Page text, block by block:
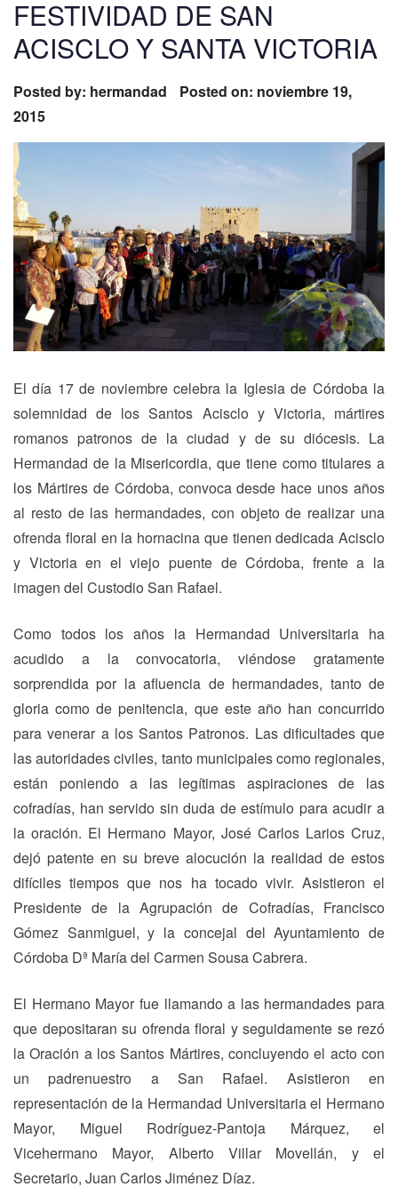
FESTIVIDAD DE SAN
ACISCLO Y SANTA VICTORIA
Posted by: hermandad
Posted on: noviembre 19,
2015
El día 17 de noviembre celebra la Iglesia de Córdoba la
solemnidad de los Santos Acisclo y Victoria, mártires
romanos patronos de la ciudad y de su diócesis. La
Hermandad de la Misericordia, que tiene como titulares a
los Mártires de Córdoba, convoca desde hace unos años
al resto de las hermandades, con objeto de realizar una
ofrenda floral en la hornacina que tienen dedicada Acisclo
y Victoria en el viejo puente de Córdoba, frente a la
imagen del Custodio San Rafael.
Como todos los años la Hermandad Universitaria ha
acudido a la convocatoria, viéndose gratamente
sorprendida por la afluencia de hermandades, tanto de
gloria como de penitencia, que este año han concurrido
para venerar a los Santos Patronos. Las dificultades que
las autoridades civiles, tanto municipales como regionales,
están poniendo a las legítimas aspiraciones de las
cofradías, han servido sin duda de estímulo para acudir a
la oración. El Hermano Mayor, José Carlos Larios Cruz,
dejó patente en su breve alocución la realidad de estos
difíciles tiempos que nos ha tocado vivir. Asistieron el
Presidente de la Agrupación de Cofradías, Francisco
Gómez Sanmiguel, y la concejal del Ayuntamiento de
Córdoba Dª María del Carmen Sousa Cabrera.
El Hermano Mayor fue llamando a las hermandades para
que depositaran su ofrenda floral y seguidamente se rezó
la Oración a los Santos Mártires, concluyendo el acto con
un padrenuestro a San Rafael. Asistieron en
representación de la Hermandad Universitaria el Hermano
Mayor, Miguel Rodríguez-Pantoja Márquez, el
Vicehermano Mayor, Alberto Villar Movellán, y el
Secretario, Juan Carlos Jiménez Díaz.